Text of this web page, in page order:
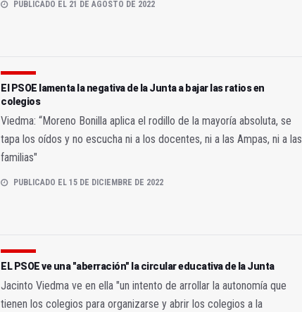
PUBLICADO EL 21 DE AGOSTO DE 2022
El PSOE lamenta la negativa de la Junta a bajar las ratios en
colegios
Viedma: “Moreno Bonilla aplica el rodillo de la mayoría absoluta, se
tapa los oídos y no escucha ni a los docentes, ni a las Ampas, ni a las
familias"
PUBLICADO EL 15 DE DICIEMBRE DE 2022
EL PSOE ve una "aberración" la circular educativa de la Junta
Jacinto Viedma ve en ella "un intento de arrollar la autonomía que
tienen los colegios para organizarse y abrir los colegios a la